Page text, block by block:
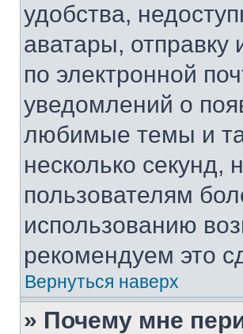
удобства,
аватары,
по электронной
уведомлений о
любимые темы и
несколько секунд,
пользователям
использованию
рекомендуем это
Вернуться наверх
» Почему мне